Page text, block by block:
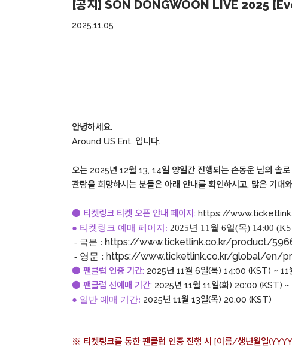
[공지] SON DONGWOON LIVE 2025
2025.11.05
안녕하세요.
Around US Ent. 입니다.
오는 2025년 12월 13, 14일 양일간 진행되는 손동운 님의 솔로
관람을 희망하시는 분들은 아래 안내를 확인하시고, 많은 기대
● 티켓링크 티켓 오픈 안내 페이지: https://
● 티켓링크 예매 페이지: 2025년 11월 6일(목) 14:00
- 국문 : https://www.ticketlink.co.kr/product/
- 영문 : https://www.ticketlink.co.kr/global/en/
● 팬클럽 인증 기간: 2025년 11월 6일(목) 14:00 (KST) ~ 11
● 팬클럽 선예매 기간: 2025년 11월 11일(화) 20:00 (KST)
● 일반 예매 기간: 2025년 11월 13일(목) 20:00 (KST)
※ 티켓링크를 통한 팬클럽 인증 진행 시 [이름/생년월일